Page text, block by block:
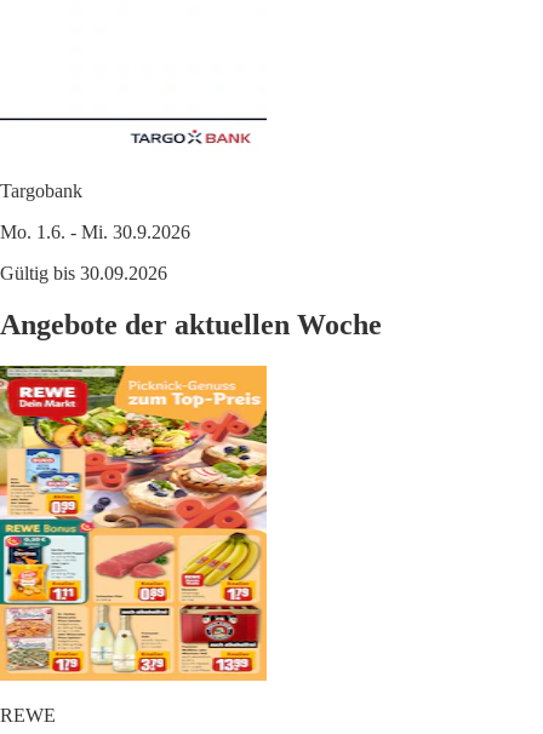
Targobank
Mo. 1.6. - Mi. 30.9.2026
Gültig bis 30.09.2026
Angebote der aktuellen Woche
REWE